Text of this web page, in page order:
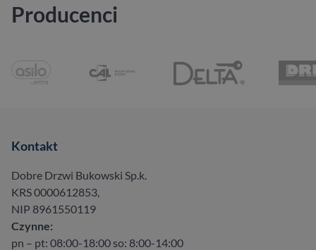
Producenci
Kontakt
Dobre Drzwi Bukowski Sp.k.
KRS 0000612853,
NIP 8961550119
Czynne:
pn – pt: 08:00-18:00 so: 8:00-14:00